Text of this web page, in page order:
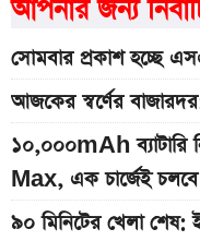
আপনার জন্য
সোমবার প্রকাশ হচ্ছে
আজকের স্বর্ণের
১০,০০০mAh
Max, এক চার্জেই চলবে
৯০ মিনিটের খেলা শেষ: